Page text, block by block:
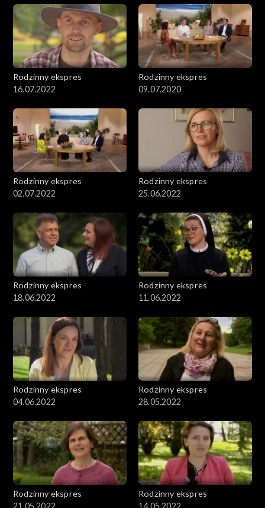
Rodzinny ekspres
16.07.2022
Rodzinny ekspres
09.07.2020
Rodzinny ekspres
02.07.2022
Rodzinny ekspres
25.06.2022
Rodzinny ekspres
18.06.2022
Rodzinny ekspres
11.06.2022
Rodzinny ekspres
04.06.2022
Rodzinny ekspres
28.05.2022
Rodzinny ekspres
Rodzinny ekspres